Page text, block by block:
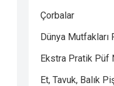
Çorbalar
Dünya Mutfakları
Ekstra Pratik Püf
Et, Tavuk, Balık